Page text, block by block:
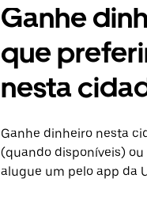
Ganhe
que
nesta
Ganhe dinheiro nesta
(quando disponíveis) ou
alugue um pelo app da